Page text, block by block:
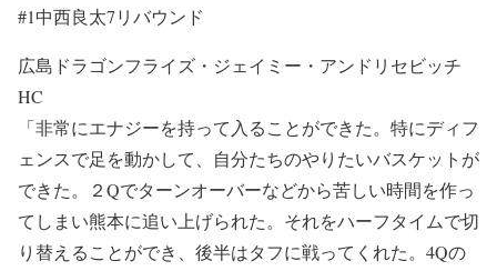
#1中西良太7リバウンド
広島ドラゴンフライズ・ジェイミー・アンドリセビッチ
HC
「非常にエナジーを持って入ることができた。特にディフ
ェンスで足を動かして、自分たちのやりたいバスケットが
できた。２Qでターンオーバーなどから苦しい時間を作っ
てしまい熊本に追い上げられた。それをハーフタイムで切
り替えることができ、後半はタフに戦ってくれた。4Qの